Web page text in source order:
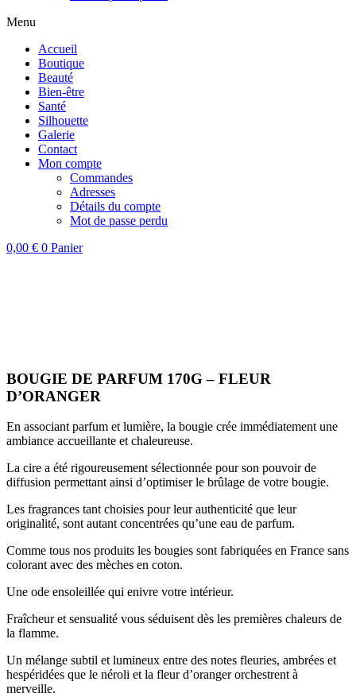
Menu
Accueil
Boutique
Beauté
Bien-être
Santé
Silhouette
Galerie
Contact
Mon compte
Commandes
Adresses
Détails du compte
Mot de passe perdu
0,00 € 0 Panier
BOUGIE DE PARFUM 170G – FLEUR
D’ORANGER
En associant parfum et lumière, la bougie crée immédiatement une
ambiance accueillante et chaleureuse.
La cire a été rigoureusement sélectionnée pour son pouvoir de
diffusion permettant ainsi d’optimiser le brûlage de votre bougie.
Les fragrances tant choisies pour leur authenticité que leur
originalité, sont autant concentrées qu’une eau de parfum.
Comme tous nos produits les bougies sont fabriquées en France sans
colorant avec des mèches en coton.
Une ode ensoleillée qui enivre votre intérieur.
Fraîcheur et sensualité vous séduisent dès les premières chaleurs de
la flamme.
Un mélange subtil et lumineux entre des notes fleuries, ambrées et
hespéridées que le néroli et la fleur d’oranger orchestrent à
merveille.